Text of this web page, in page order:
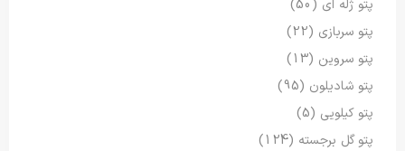
پتو ژله ای (50)
پتو سربازی (22)
پتو سروین (13)
پتو شادیلون (95)
پتو کیلویی (5)
پتو گل برجسته (124)